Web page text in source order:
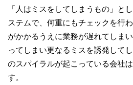
「人はミスをしてしまうもの」と
ステムで、何重にもチェックを行
がかかるうえに業務が遅れてしま
ってしまい更なるミスを誘発して
のスパイラルが起こっている会社
す。